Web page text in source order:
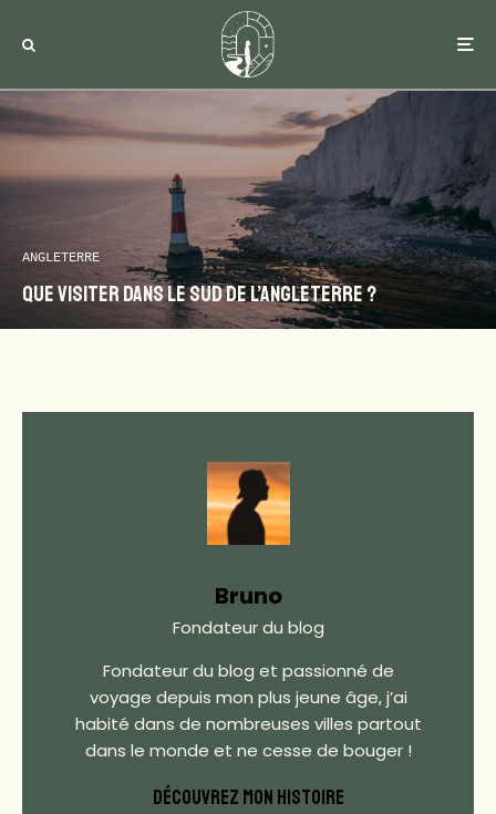
ANGLETERRE
Que visiter dans le Sud de l’Angleterre ?
Bruno
Fondateur du blog
Fondateur du blog et passionné de
voyage depuis mon plus jeune âge, j’ai
habité dans de nombreuses villes partout
dans le monde et ne cesse de bouger !
DÉCOUVREZ MON HISTOIRE